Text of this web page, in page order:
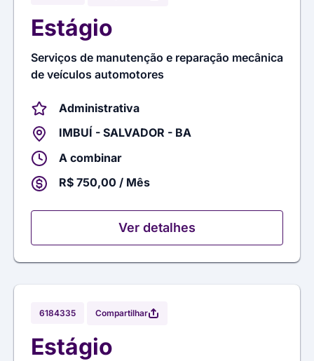
Estágio
Serviços de manutenção e reparação mecânica
de veículos automotores
Administrativa
IMBUÍ - SALVADOR - BA
A combinar
R$ 750,00 / Mês
Ver detalhes
6184335 Compartilhar
Estágio